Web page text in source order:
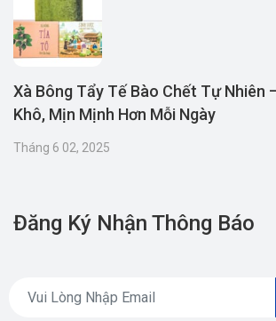
Xà Bông Tẩy Tế Bào Chết Tự Nhiên
Khô, Mịn Mịnh Hơn Mỗi Ngày
Tháng 6 02, 2025
Đăng Ký Nhận Thông Báo